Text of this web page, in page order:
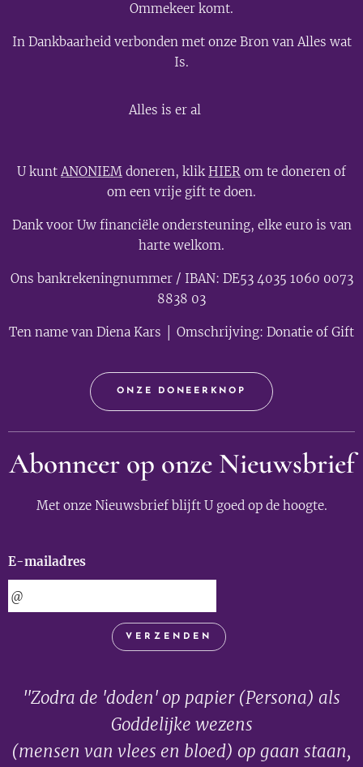
Ommekeer komt.
In Dankbaarheid verbonden met onze Bron van Alles wat
Is.
Alles is er al
U kuntANONIEM doneren, klikHIER om te doneren of
om een vrije gift te doen.
Dank voor Uw financiële ondersteuning, elke euro is van
harte welkom.
Ons bankrekeningnummer / IBAN: DE53 4035 1060 0073
8838 03
Ten name van Diena Kars │ Omschrijving: Donatie of Gift
ONZE DONEERKNOP
Abonneer op onze Nieuwsbrief
Met onze Nieuwsbrief blijft U goed op de hoogte.
E-mailadres
VERZENDEN
"Zodra de 'doden' op papier (Persona) als
Goddelijke wezens
(mensen van vlees en bloed) op gaan staan,